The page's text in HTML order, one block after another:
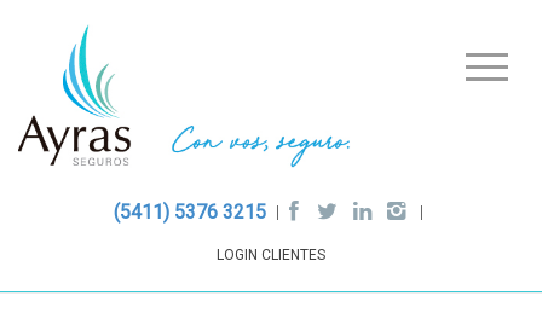
(5411) 5376 3215
LOGIN CLIENTES